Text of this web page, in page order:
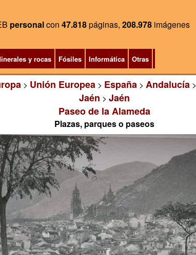
personalcon 47.818páginas, 208.978 imágenes
y rocas Fósiles Informática Otras
> Unión Europea> España> Andalucía>
Jaén > Jaén
Paseo de la Alameda
Plazas, parques o paseos